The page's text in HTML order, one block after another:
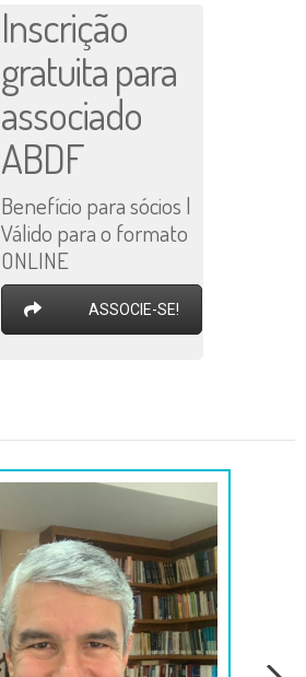
Inscrição
gratuita para
associado
ABDF
Benefício para sócios |
Válido para o formato
ONLINE
ASSOCIE-SE!